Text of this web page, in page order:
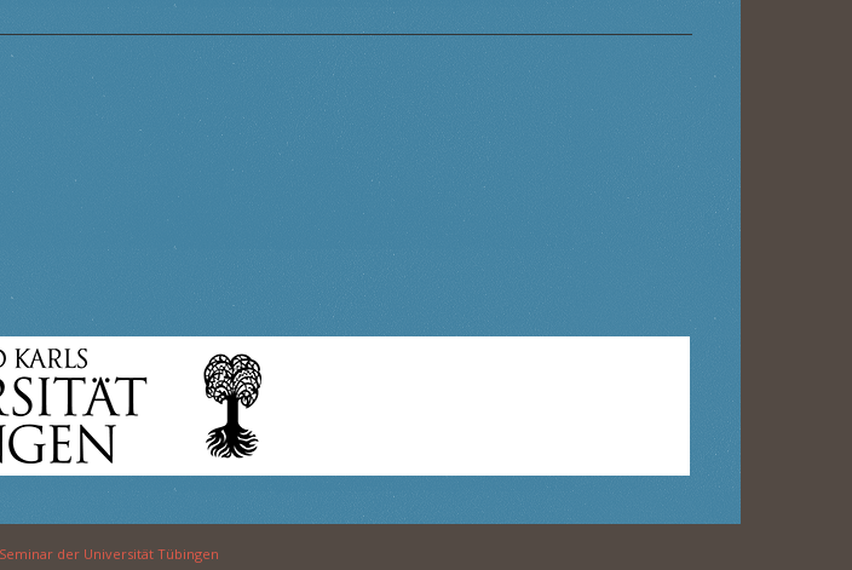
der Universität Tübingen